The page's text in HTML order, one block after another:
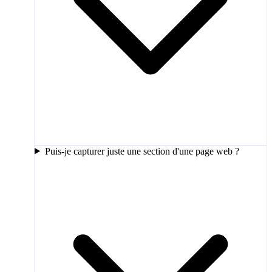
Puis-je capturer juste une section d'une page web ?